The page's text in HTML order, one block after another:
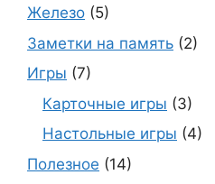
Железо (5)
Заметки на память (2)
Игры (7)
Карточные игры (3)
Настольные игры (4)
Полезное (14)